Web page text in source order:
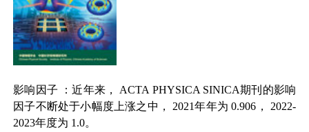
影响因子 ：近年来， ACTA PHYSICA SINICA期刊的影响
因子不断处于小幅度上涨之中，
2021年年为 0.906 ，
2022-
2023年度为 1.0。